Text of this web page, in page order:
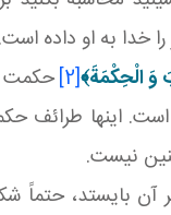
به او داده است.
وَ الْحِكْمَةَ﴾[2]
حکمت
اينها طرائف
نيست.
آن بايستد،